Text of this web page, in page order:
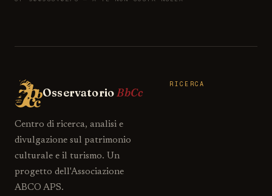
OsservatorioBbCc
Centro di ricerca, analisi e
divulgazione sul patrimonio
culturale e il turismo. Un
progetto dell'Associazione
ABCO APS.
RICERCA